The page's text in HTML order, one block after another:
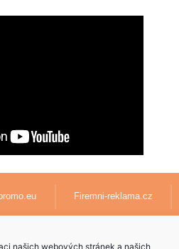
našich webových stránek a našich
Firemni-reklama.cz